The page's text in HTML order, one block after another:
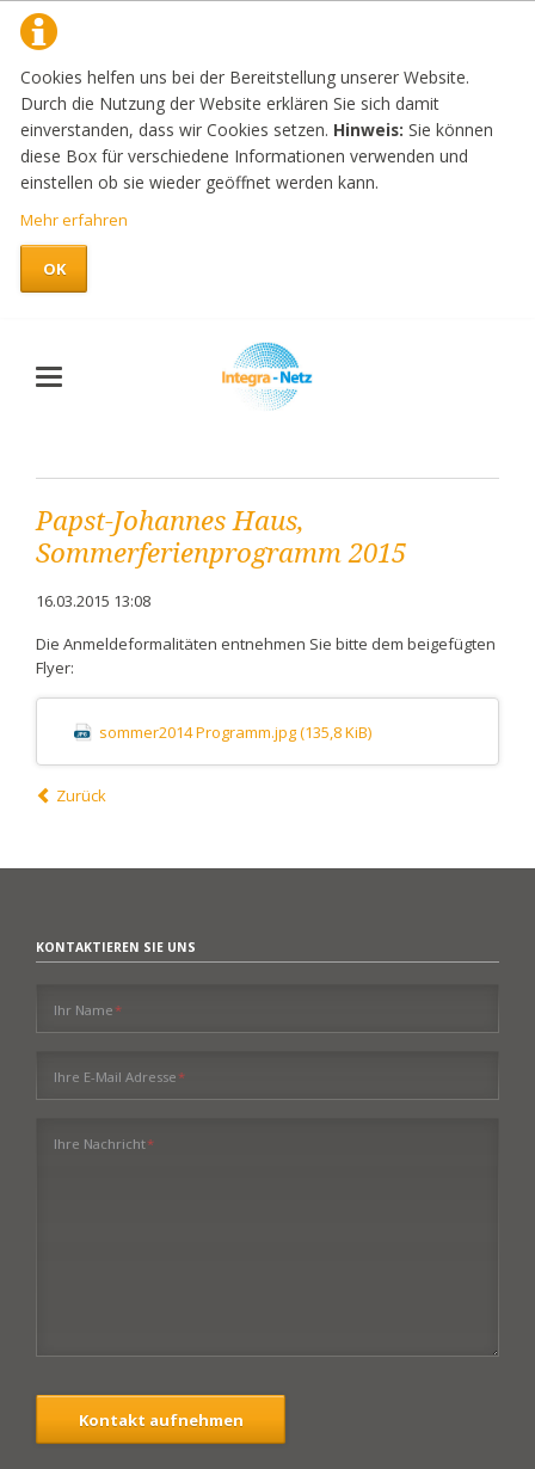
Cookies helfen uns bei der Bereitstellung unserer Website.
Durch die Nutzung der Website erklären Sie sich damit
einverstanden, dass wir Cookies setzen. Hinweis: Sie können
diese Box für verschiedene Informationen verwenden und
einstellen ob sie wieder geöffnet werden kann.
Mehr erfahren
OK
Papst-Johannes Haus,
Sommerferienprogramm 2015
16.03.2015 13:08
Die Anmeldeformalitäten entnehmen Sie bitte dem beigefügten
Flyer:
sommer2014 Programm.jpg(135,8 KiB)
Zurück
KONTAKTIEREN SIE UNS
Pflichtfeld
Ihr Name*
Pflichtfeld
Ihre E-Mail Adresse*
Pflichtfeld
Ihre Nachricht*
Kontakt aufnehmen